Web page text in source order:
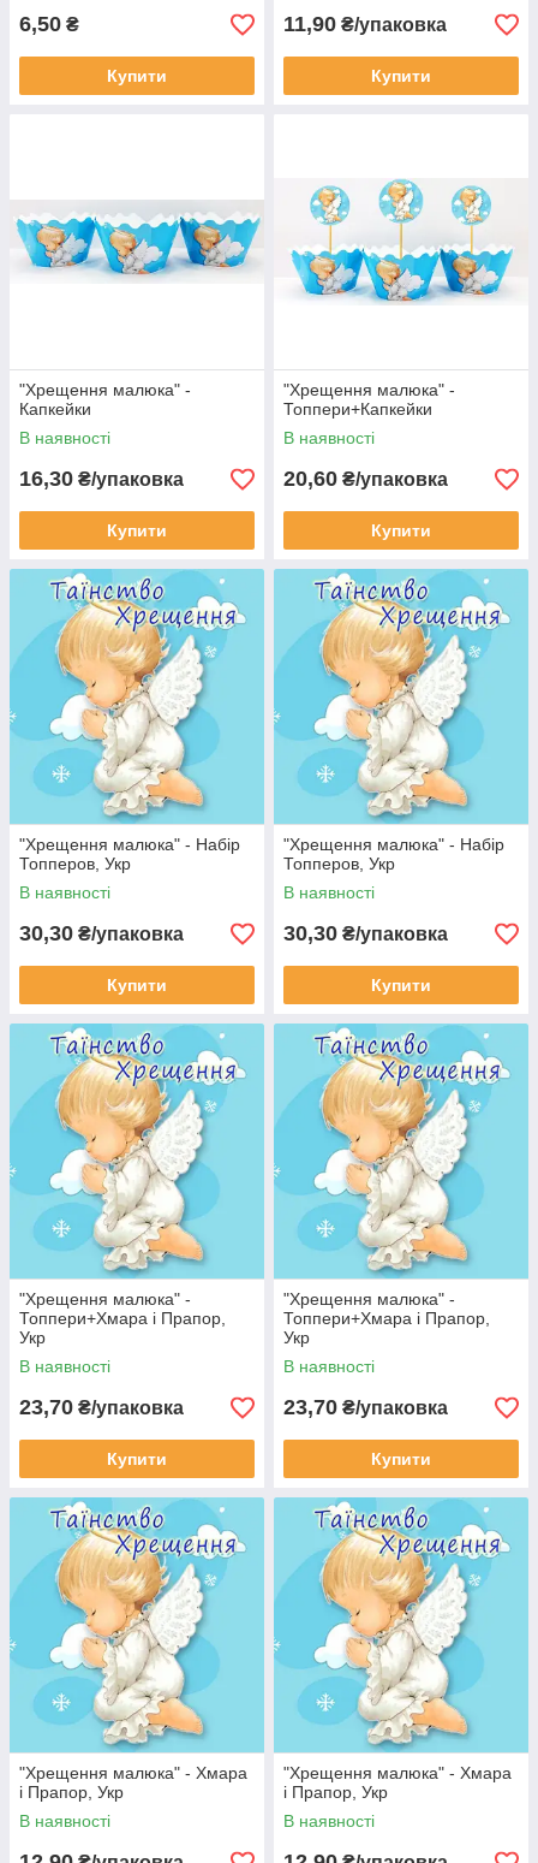
6,50 ₴
Купити
11,90 ₴/упаковка
Купити
"Хрещення малюка" -
Капкейки
В наявності
16,30 ₴/упаковка
Купити
"Хрещення малюка" -
Топпери+Капкейки
В наявності
20,60 ₴/упаковка
Купити
"Хрещення малюка" - Набір
Топперов, Укр
В наявності
30,30 ₴/упаковка
Купити
"Хрещення малюка" - Набір
Топперов, Укр
В наявності
30,30 ₴/упаковка
Купити
"Хрещення малюка" -
Топпери+Хмара і Прапор,
Укр
В наявності
23,70 ₴/упаковка
Купити
"Хрещення малюка" -
Топпери+Хмара і Прапор,
Укр
В наявності
23,70 ₴/упаковка
Купити
"Хрещення малюка" - Хмара
і Прапор, Укр
В наявності
"Хрещення малюка" - Хмара
і Прапор, Укр
В наявності